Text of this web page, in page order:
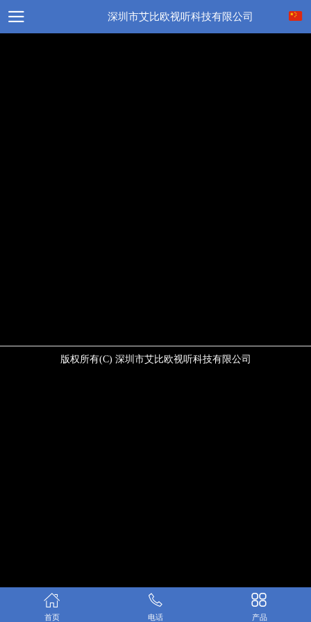
深圳市艾比欧视听科技有限公司
版权所有(C) 深圳市艾比欧视听科技有限公司
首页 电话 产品